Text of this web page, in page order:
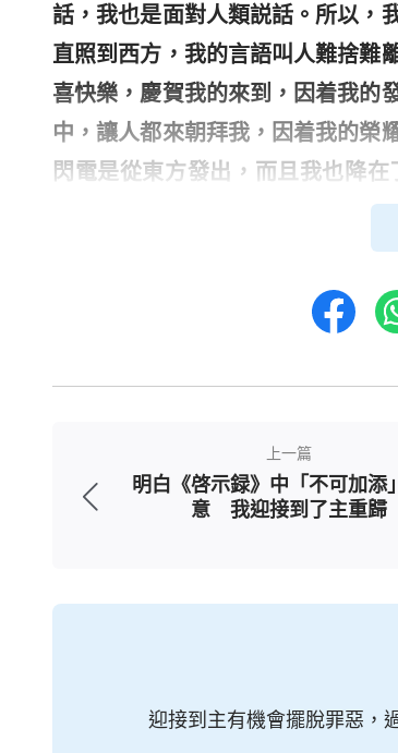
話，我也是面對人類説話。所以，
直照到西方，我的言語叫人難捨難
喜快樂，慶賀我的來到，因着我的
中，讓人都來朝拜我，因着我的榮
閃電是從東方發出，而且我也降
子』，而是東方的閃電，因我早已
的，也是萬世以前以色
都來在我的寶座前，看見我的榮顔
計劃的終極、高潮，也是我經
明，全能神就是主耶穌的再來，咱
羔羊脚踪的人，不管人信主多少年
穌的再來實在是太顯明人了，只有
認他呢？主耶穌肯定會定罪他們説
瘋狂地抵擋、定罪主耶穌，那他們
上一篇
明白《啓示録》中「不可加添
意 我迎接到了主重歸
迎接到主有機會擺脫罪惡，